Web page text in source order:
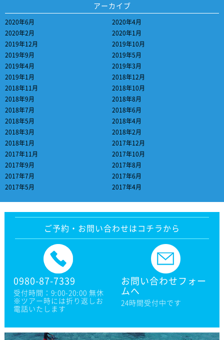
アーカイブ
2020年6月
2020年4月
2020年2月
2020年1月
2019年12月
2019年10月
2019年9月
2019年5月
2019年4月
2019年3月
2019年1月
2018年12月
2018年11月
2018年10月
2018年9月
2018年8月
2018年7月
2018年6月
2018年5月
2018年4月
2018年3月
2018年2月
2018年1月
2017年12月
2017年11月
2017年10月
2017年9月
2017年8月
2017年7月
2017年6月
2017年5月
2017年4月
ご予約・お問い合わせはコチラから
0980-87-7339
受付時間：9:00-20:00 無休
※ツアー時には折り返しお
電話いたします
お問い合わせフォー
ムへ
24時間受付中です